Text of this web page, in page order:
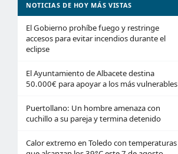
NOTICIAS DE HOY MÁS VISTAS
El Gobierno prohíbe fuego y restringe
accesos para evitar incendios durante el
eclipse
El Ayuntamiento de Albacete destina
50.000€ para apoyar a los más vulnerables
Puertollano: Un hombre amenaza con
cuchillo a su pareja y termina detenido
Calor extremo en Toledo con temperaturas